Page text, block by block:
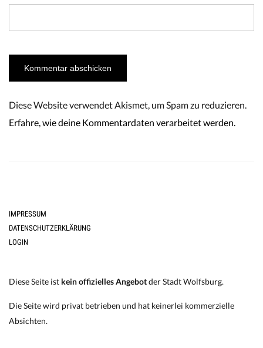
Diese Website verwendet Akismet, um Spam zu reduzieren.
Erfahre, wie deine Kommentardaten verarbeitet werden.
IMPRESSUM
DATENSCHUTZERKLÄRUNG
LOGIN
Diese Seite ist kein offizielles Angebotder Stadt Wolfsburg.
Die Seite wird privat betrieben und hat keinerlei kommerzielle
Absichten.